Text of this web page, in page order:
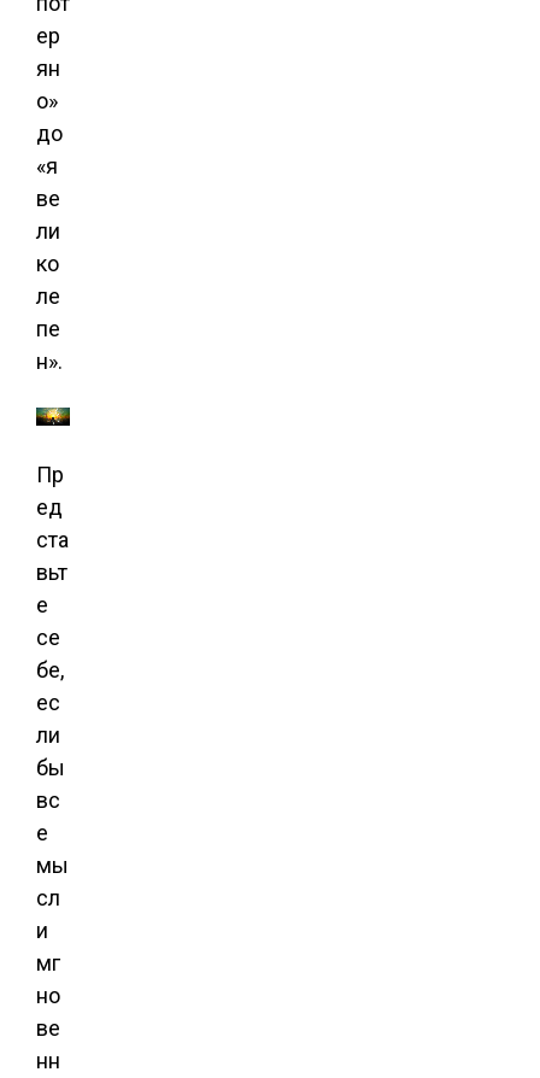
ер
ян
о»
до
«я
ве
ли
ко
ле
пе
н».
Пр
ед
ста
вьт
е
се
бе,
ес
ли
бы
вс
е
мы
сл
и
мг
но
ве
нн